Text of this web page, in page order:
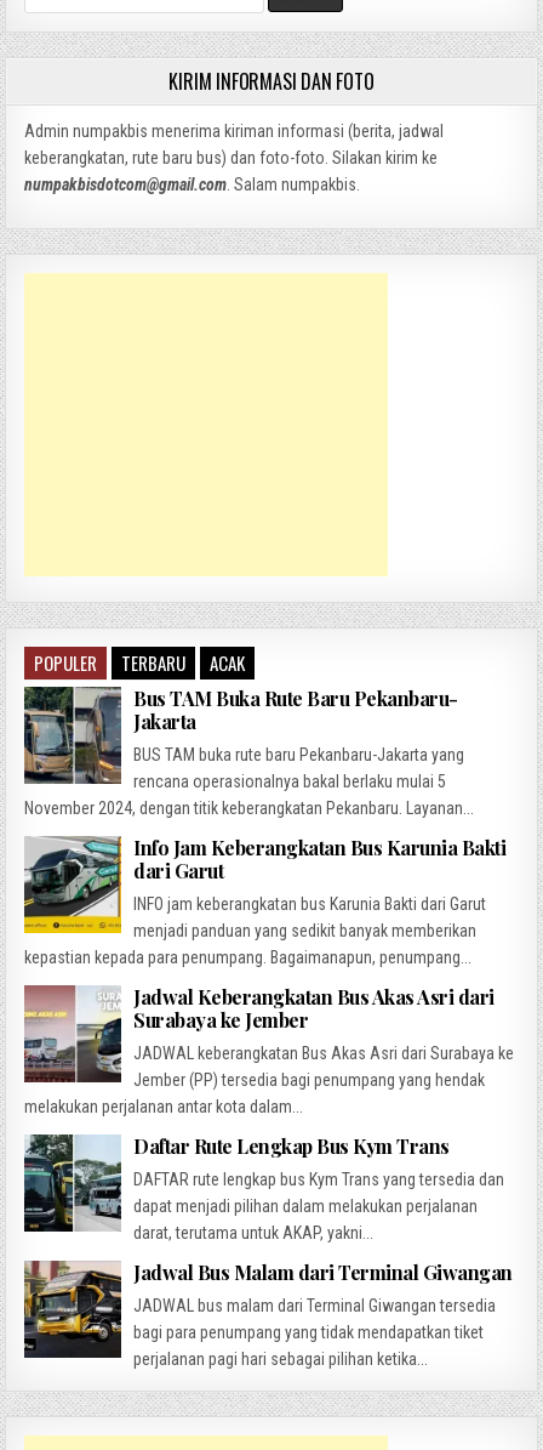
for:
KIRIM INFORMASI DAN FOTO
Admin numpakbis menerima kiriman informasi (berita, jadwal
keberangkatan, rute baru bus) dan foto-foto. Silakan kirim ke
numpakbisdotcom@gmail.com. Salam numpakbis.
POPULER TERBARU ACAK
Bus TAM Buka Rute Baru Pekanbaru-
Jakarta
BUS TAM buka rute baru Pekanbaru-Jakarta yang
rencana operasionalnya bakal berlaku mulai 5
November 2024, dengan titik keberangkatan Pekanbaru. Layanan...
Info Jam Keberangkatan Bus Karunia Bakti
dari Garut
INFO jam keberangkatan bus Karunia Bakti dari Garut
menjadi panduan yang sedikit banyak memberikan
kepastian kepada para penumpang. Bagaimanapun, penumpang...
Jadwal Keberangkatan Bus Akas Asri dari
Surabaya ke Jember
JADWAL keberangkatan Bus Akas Asri dari Surabaya ke
Jember (PP) tersedia bagi penumpang yang hendak
melakukan perjalanan antar kota dalam...
Daftar Rute Lengkap Bus Kym Trans
DAFTAR rute lengkap bus Kym Trans yang tersedia dan
dapat menjadi pilihan dalam melakukan perjalanan
darat, terutama untuk AKAP, yakni...
Jadwal Bus Malam dari Terminal Giwangan
JADWAL bus malam dari Terminal Giwangan tersedia
bagi para penumpang yang tidak mendapatkan tiket
perjalanan pagi hari sebagai pilihan ketika...